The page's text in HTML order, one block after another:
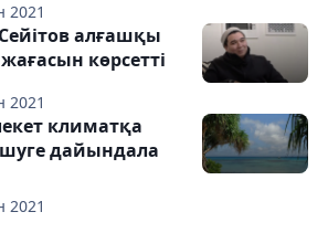
2021
2021
алғашқы
көрсетті
2021
климатқа
дайындала